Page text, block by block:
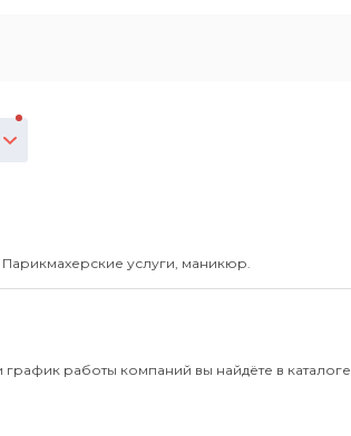
Парикмахерские услуги, маникюр.
работы компаний вы найдёте в каталоге